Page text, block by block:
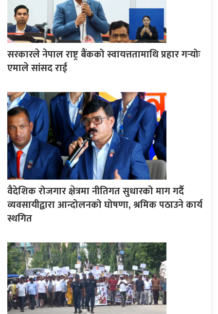
सरकारले नेपाल राष्ट्र बैंकको स्वायत्ततामाथि प्रहार गर्‍योः
एमाले सांसद राई
वैदेशिक रोजगार क्षेत्रमा नीतिगत सुधारको माग गर्दै
व्यवसायीद्वारा आन्दोलनको घोषणा, श्रमिक पठाउने कार्य
स्थगित